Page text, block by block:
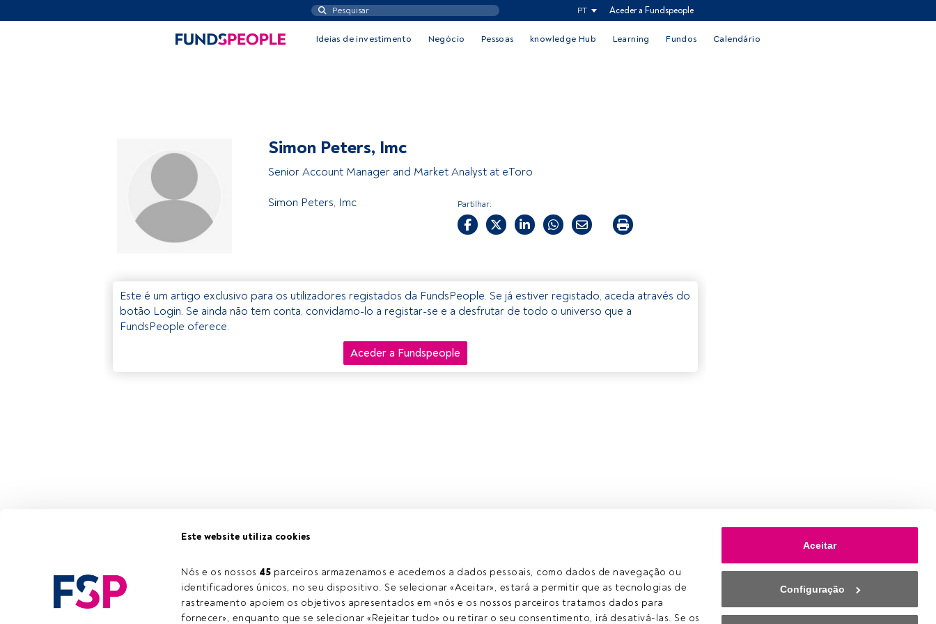
Este website utiliza cookies
Nós e os nossos 45 parceiros armazenamos e acedemos a dados pessoais, como dados de navegação ou
identificadores únicos, no seu dispositivo. Se selecionar «Aceitar», estará a permitir que as tecnologias de
rastreamento apoiem os objetivos apresentados em «nós e os nossos parceiros tratamos dados para
fornecer», enquanto que se selecionar «Rejeitar tudo» ou retirar o seu consentimento, irá desativá-las. Se os
Aceitar
Configuração
PT Aceder a Fundspeople
Ideias de investimento Negócio Pessoas knowledge Hub Learning Fundos Calendário
Simon Peters, Imc
Senior Account Manager and Market Analyst at eToro
Simon Peters, Imc Partilhar:
Este é um artigo exclusivo para os utilizadores registados da FundsPeople. Se já estiver registado, aceda através do
botão Login. Se ainda não tem conta, convidamo-lo a registar-se e a desfrutar de todo o universo que a
FundsPeople oferece.
Aceder a Fundspeople